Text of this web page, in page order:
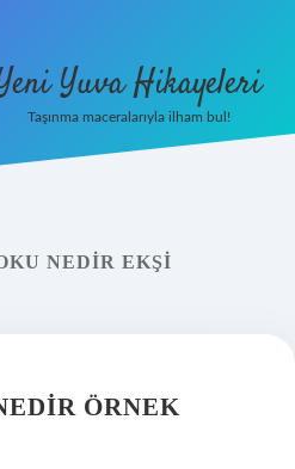
Yuva Hikayeleri
Taşınma maceralarıyla ilham bul!
NEDIR EKŞI
ÖRNEK